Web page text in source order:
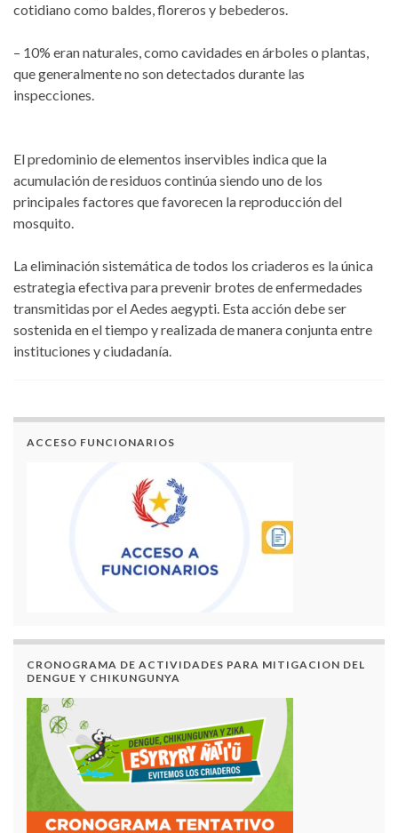
cotidiano como baldes, floreros y bebederos.
– 10% eran naturales, como cavidades en árboles o plantas,
que generalmente no son detectados durante las
inspecciones.
El predominio de elementos inservibles indica que la
acumulación de residuos continúa siendo uno de los
principales factores que favorecen la reproducción del
mosquito.
La eliminación sistemática de todos los criaderos es la única
estrategia efectiva para prevenir brotes de enfermedades
transmitidas por el Aedes aegypti. Esta acción debe ser
sostenida en el tiempo y realizada de manera conjunta entre
instituciones y ciudadanía.
ACCESO FUNCIONARIOS
CRONOGRAMA DE ACTIVIDADES PARA MITIGACION DEL
DENGUE Y CHIKUNGUNYA